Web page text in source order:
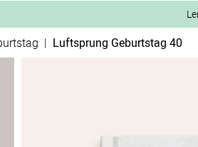
| Luftsprung Geburtstag 40